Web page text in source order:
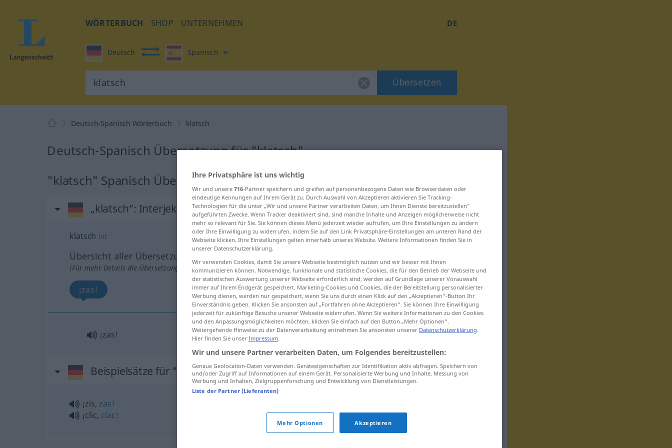
WÖRTERBUCH SHOP UNTERNEHMEN DE
Deutsch Spanisch
Übersetzen
Deutsch-Spanisch Wörterbuch klatsch
Deutsch-Spanisch Übersetzung für "klatsch"
"klatsch" Spanisch Übersetzung
„klatsch“: Interjektion, Ausruf
klatsch int
Übersicht aller Übersetzungen
(Für mehr Details die Übersetzung anklicken/antippen)
¡zas!
¡zas! klatsch
Beispielsätze für "klatsch"
¡zis, zas!
¡clic, clac!
Ihre Privatsphäre ist uns wichtig
Wir und unsere 716-Partner speichern und greifen auf personenbezogene Daten wie Browserdaten oder
eindeutige Kennungen auf Ihrem Gerät zu. Durch Auswahl von Akzeptieren aktivieren Sie Tracking-
Technologien für die unter „Wir und unsere Partner verarbeiten Daten, um Ihnen Dienste bereitzustellen“
aufgeführten Zwecke. Wenn Tracker deaktiviert sind, sind manche Inhalte und Anzeigen möglicherweise nicht
mehr so relevant für Sie. Sie können dieses Menü jederzeit wieder aufrufen, um Ihre Einstellungen zu ändern
oder Ihre Einwilligung zu widerrufen, indem Sie auf den Link Privatsphäre-Einstellungen am unteren Rand der
Webseite klicken. Ihre Einstellungen gelten innerhalb unseres Website. Weitere Informationen finden Sie in
unserer Datenschutzerklärung.
Wir verwenden Cookies, damit Sie unsere Webseite bestmöglich nutzen und wir besser mit Ihnen
kommunizieren können. Notwendige, funktionale und statistische Cookies, die für den Betrieb der Webseite und
der statistischen Auswertung unserer Webseite erforderlich sind, werden auf Grundlage unserer Vorauswahl
immer auf Ihrem Endgerät gespeichert. Marketing-Cookies und Cookies, die der Bereitstellung personalisierter
Werbung dienen, werden nur gespeichert, wenn Sie uns durch einen Klick auf den „Akzeptieren“-Button Ihr
Einverständnis geben. Klicken Sie ansonsten auf „Fortfahren ohne Akzeptieren“. Sie können Ihre Einwilligung
jederzeit für zukünftige Besuche unserer Webseite widerrufen. Wenn Sie weitere Informationen zu den Cookies
und den Anpassungsmöglichkeiten möchten, klicken Sie einfach auf den Button „Mehr Optionen“.
Weitergehende Hinweise zu der Datenverarbeitung entnehmen Sie ansonsten unserer Datenschutzerklärung.
Hier finden Sie unser Impressum.
Wir und unsere Partner verarbeiten Daten, um Folgendes bereitzustellen:
Genaue Geolocation-Daten verwenden. Geräteeigenschaften zur Identifikation aktiv abfragen. Speichern von
und/oder Zugriff auf Informationen auf einem Gerät. Personalisierte Werbung und Inhalte, Messung von
Werbung und Inhalten, Zielgruppenforschung und Entwicklung von Dienstleistungen.
Liste der Partner (Lieferanten)
Mehr Optionen Akzeptieren